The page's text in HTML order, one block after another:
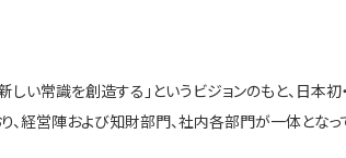
しい常識を創造する」というビジョンのもと、日
経営陣および知財部門、社内各部門が一体となっ